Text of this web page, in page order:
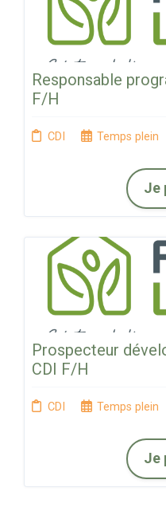
Responsable
F/H
CDI Temps plein
Je
Prospecteur
CDI F/H
CDI Temps plein
Je